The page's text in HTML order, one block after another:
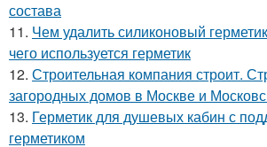
состава
11. Чем удалить силиконовый
чего используется герметик
12. Строительная компания строит.
загородных домов в Москве и
13. Герметик для душевых кабин с
герметиком